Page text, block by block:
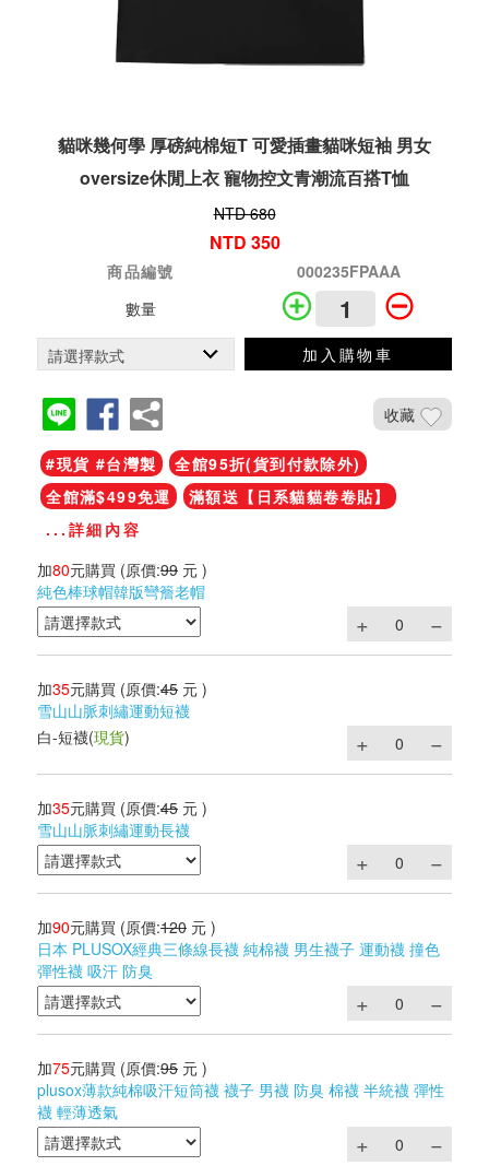
貓咪幾何學 厚磅純棉短T 可愛插畫貓咪短袖 男女
oversize休閒上衣 寵物控文青潮流百搭T恤
NTD 680
NTD 350
商品編號
000235FPAAA
數量
加入購物車
收藏
#現貨 #台灣製
全館95折(貨到付款除外)
全館滿$499免運
滿額送【日系貓貓卷卷貼】
...詳細內容
加80元購買 (原價:99 元 )
純色棒球帽韓版彎簷老帽
加35元購買 (原價:45 元 )
雪山山脈刺繡運動短襪
白-短襪(現貨)
加35元購買 (原價:45 元 )
雪山山脈刺繡運動長襪
加90元購買 (原價:120 元 )
日本 PLUSOX經典三條線長襪 純棉襪 男生襪子 運動襪 撞色
彈性襪 吸汗 防臭
加75元購買 (原價:95 元 )
plusox薄款純棉吸汗短筒襪 襪子 男襪 防臭 棉襪 半統襪 彈性
襪 輕薄透氣